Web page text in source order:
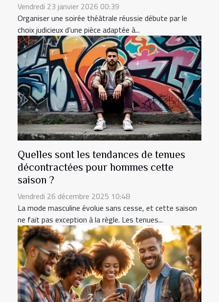
Vendredi 23 janvier 2026 00:39
Organiser une soirée théâtrale réussie débute par le
choix judicieux d’une pièce adaptée à...
Quelles sont les tendances de tenues
décontractées pour hommes cette
saison ?
Vendredi 26 décembre 2025 10:48
La mode masculine évolue sans cesse, et cette saison
ne fait pas exception à la règle. Les tenues...